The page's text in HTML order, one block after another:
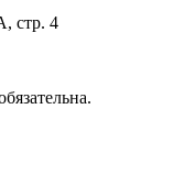
стр. 4